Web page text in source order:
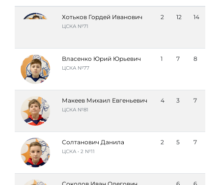
Хотьков Гордей Иванович
ЦСКА №71
2 12 14
Власенко Юрий Юрьевич
ЦСКА №77
1 7 8
Макеев Михаил Евгеньевич
ЦСКА №81
4 3 7
Солтанович Данила
ЦСКА • 2 №11
2 5 7